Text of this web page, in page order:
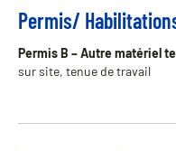
Permis/
Permis B – Autre matériel
sur site, tenue de travail